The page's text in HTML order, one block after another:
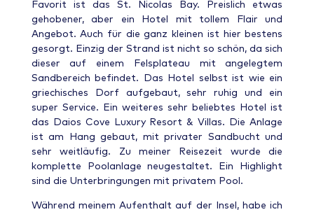
Favorit ist das St. Nicolas Bay. Preislich etwas
gehobener, aber ein Hotel mit tollem Flair und
Angebot. Auch für die ganz kleinen ist hier bestens
gesorgt. Einzig der Strand ist nicht so schön, da sich
dieser auf einem Felsplateau mit angelegtem
Sandbereich befindet. Das Hotel selbst ist wie ein
griechisches Dorf aufgebaut, sehr ruhig und ein
super Service. Ein weiteres sehr beliebtes Hotel ist
das Daios Cove Luxury Resort & Villas. Die Anlage
ist am Hang gebaut, mit privater Sandbucht und
sehr weitläufig. Zu meiner Reisezeit wurde die
komplette Poolanlage neugestaltet. Ein Highlight
sind die Unterbringungen mit privatem Pool.
Während meinem Aufenthalt auf der Insel, habe ich